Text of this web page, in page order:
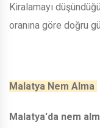
Kiralamayı
oranına göre doğru
Malatya Nem Alma
Malatya'da nem